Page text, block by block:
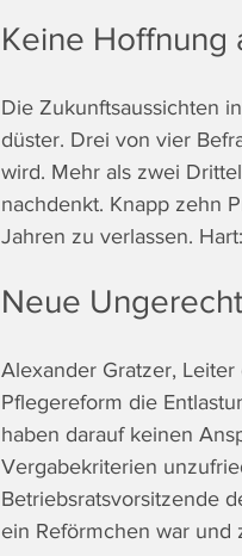
Keine Hoffnung
Die Zukunftsaussichten
düster. Drei von vier
wird. Mehr als zwei
nachdenkt. Knapp zehn
Jahren zu verlassen.
Neue
Alexander Gratzer,
Pflegereform die
haben darauf keinen
Vergabekriterien
Betriebsratsvorsitzende
ein Reförmchen war und